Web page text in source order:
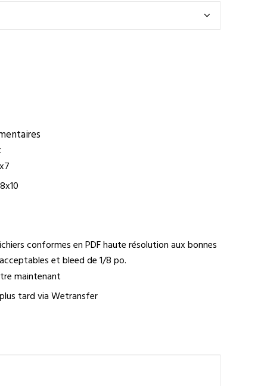
conformes en PDF haute résolution aux bonnes
et bleed de 1/8 po.
maintenant
tard via Wetransfer